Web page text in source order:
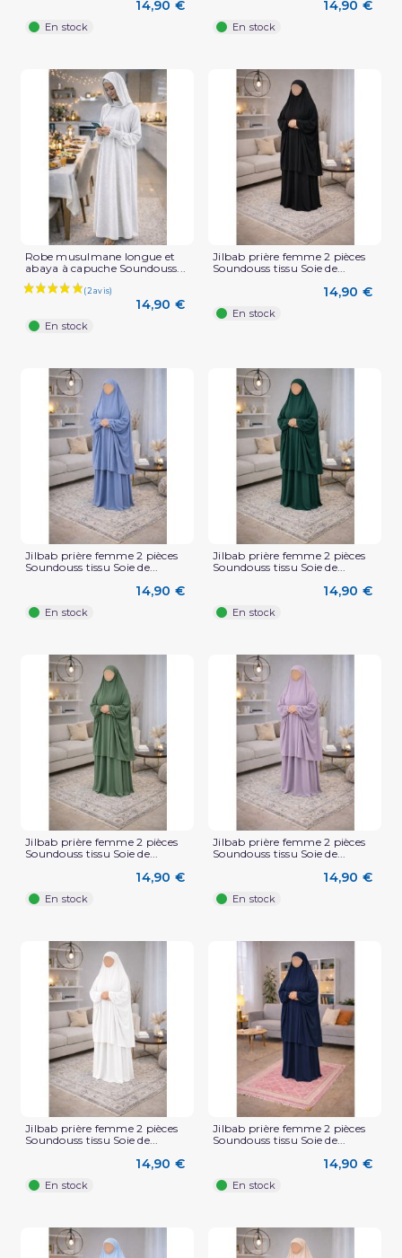
(2 avis)
14,90 €
En stock
14,90 €
En stock
Robe musulmane longue et
abaya à capuche Soundouss...
14,90 €
En stock
Jilbab prière femme 2 pièces
Soundouss tissu Soie de...
14,90 €
En stock
Jilbab prière femme 2 pièces
Soundouss tissu Soie de...
14,90 €
En stock
Jilbab prière femme 2 pièces
Soundouss tissu Soie de...
14,90 €
En stock
Jilbab prière femme 2 pièces
Soundouss tissu Soie de...
14,90 €
En stock
Jilbab prière femme 2 pièces
Soundouss tissu Soie de...
14,90 €
En stock
Jilbab prière femme 2 pièces
Soundouss tissu Soie de...
14,90 €
En stock
Jilbab prière femme 2 pièces
Soundouss tissu Soie de...
14,90 €
En stock